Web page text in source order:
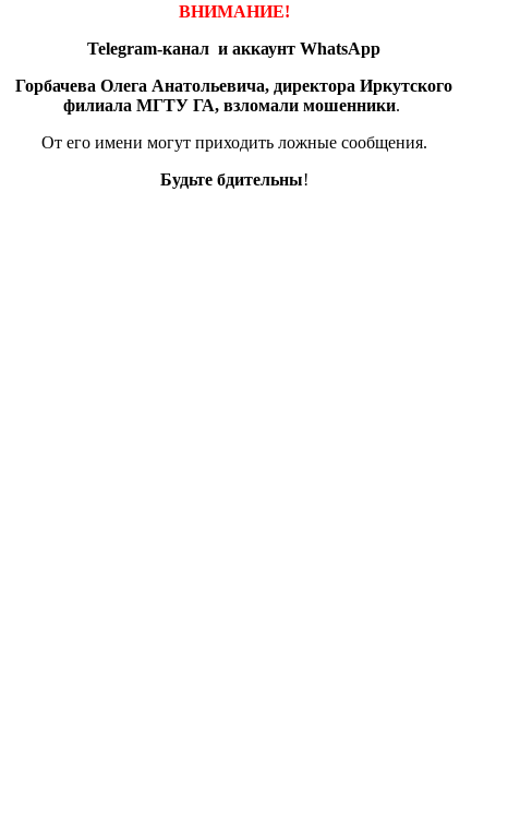
ВНИМАНИЕ!
Telegram-канал и аккаунт WhatsApp
Горбачева Олега Анатольевича, директора Иркутского
филиала МГТУ ГА, взломали мошенники.
От его имени могут приходить ложные сообщения.
Будьте бдительны!